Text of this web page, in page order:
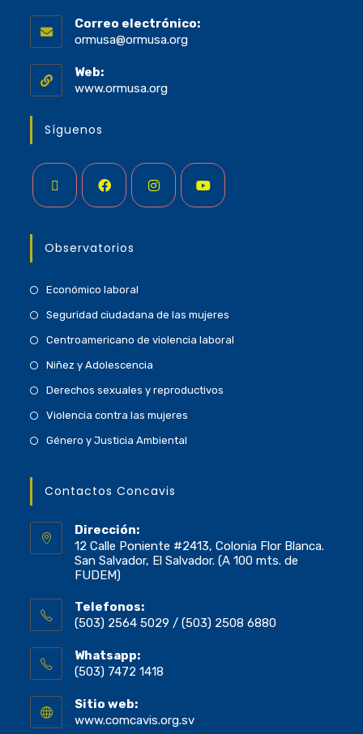
Correo electrónico:
ormusa@ormusa.org
Web:
www.ormusa.org
Síguenos
Observatorios
Económico laboral
Seguridad ciudadana de las mujeres
Centroamericano de violencia laboral
Niñez y Adolescencia
Derechos sexuales y reproductivos
Violencia contra las mujeres
Género y Justicia Ambiental
Contactos Concavis
Dirección:
12 Calle Poniente #2413, Colonia Flor Blanca.
San Salvador, El Salvador. (A 100 mts. de
FUDEM)
Telefonos:
(503) 2564 5029 / (503) 2508 6880
Whatsapp:
(503) 7472 1418
Sitio web:
www.comcavis.org.sv